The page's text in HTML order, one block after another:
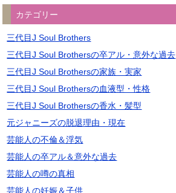
カテゴリー
三代目J Soul Brothers
三代目J Soul Brothersの卒アル・意外な過去
三代目J Soul Brothersの家族・実家
三代目J Soul Brothersの血液型・性格
三代目J Soul Brothersの香水・髪型
元ジャニーズの脱退理由・現在
芸能人の不倫＆浮気
芸能人の卒アル＆意外な過去
芸能人の噂の真相
芸能人の妊娠＆子供